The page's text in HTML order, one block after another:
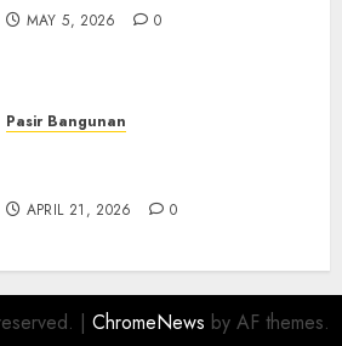
MAY 5, 2026 0
Pasir Bangunan
APRIL 21, 2026 0
| ChromeNews by AF themes.